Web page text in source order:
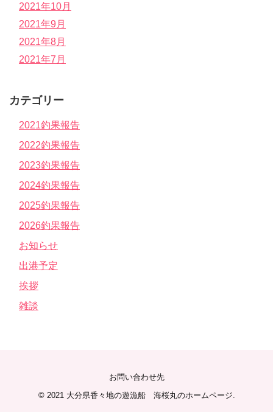
2021年10月
2021年9月
2021年8月
2021年7月
カテゴリー
2021釣果報告
2022釣果報告
2023釣果報告
2024釣果報告
2025釣果報告
2026釣果報告
お知らせ
出港予定
挨拶
雑談
お問い合わせ先
© 2021 大分県香々地の遊漁船 海桜丸のホームページ.